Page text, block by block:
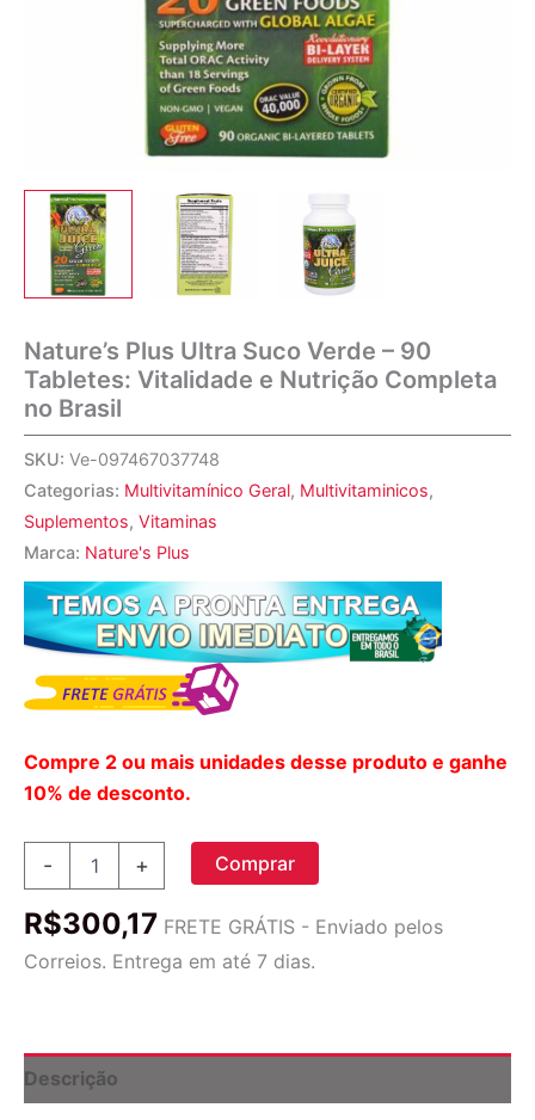
Nature’s Plus Ultra Suco Verde – 90
Tabletes: Vitalidade e Nutrição Completa
no Brasil
SKU: Ve-097467037748
Categorias: Multivitamínico Geral, Multivitaminicos,
Suplementos, Vitaminas
Marca: Nature's Plus
Compre 2 ou mais unidades desse produto e ganhe
10% de desconto.
-
Suco
-
e
Nutrição
+ Comprar
R$300,17 FRETE GRÁTIS - Enviado pelos
Correios. Entrega em até 7 dias.
Descrição